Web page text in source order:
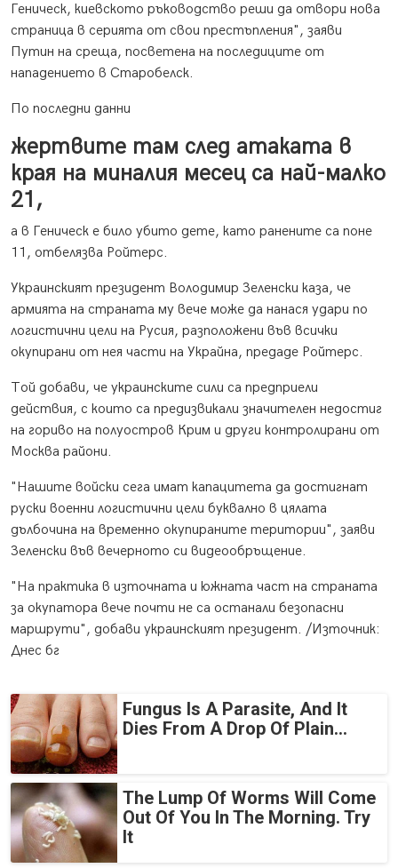
Геническ, киевското ръководство реши да отвори нова
страница в серията от свои престъпления", заяви
Путин на среща, посветена на последиците от
нападението в Старобелск.
По последни данни
жертвите там след атаката в
края на миналия месец са най-малко
21,
а в Геническ е било убито дете, като ранените са поне
11, отбелязва Ройтерс.
Украинският президент Володимир Зеленски каза, че
армията на страната му вече може да нанася удари по
логистични цели на Русия, разположени във всички
окупирани от нея части на Украйна, предаде Ройтерс.
Той добави, че украинските сили са предприели
действия, с които са предизвикали значителен недостиг
на гориво на полуостров Крим и други контролирани от
Москва райони.
"Нашите войски сега имат капацитета да достигнат
руски военни логистични цели буквално в цялата
дълбочина на временно окупираните територии", заяви
Зеленски във вечерното си видеообръщение.
"На практика в източната и южната част на страната
за окупатора вече почти не са останали безопасни
маршрути", добави украинският президент. /Източник:
Днес бг
Fungus Is A Parasite, And It
Dies From A Drop Of Plain...
The Lump Of Worms Will Come
Out Of You In The Morning. Try
It